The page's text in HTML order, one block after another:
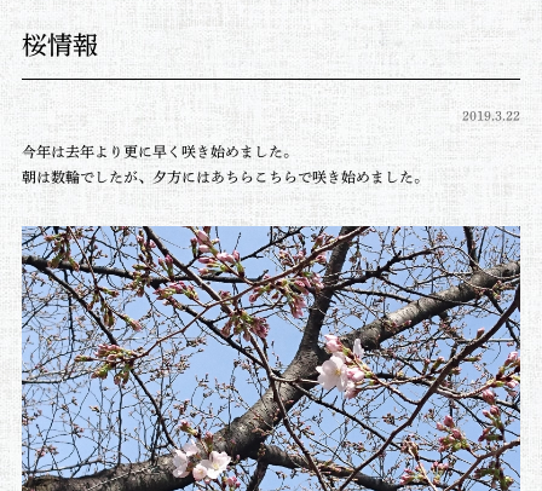
桜情報
2019.3.22
今年は去年より更に早く咲き始めました。
朝は数輪でしたが、夕方にはあちらこちらで咲き始めました。